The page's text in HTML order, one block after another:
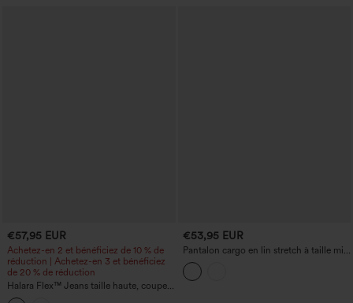
€57,95 EUR
Achetez-en 2 et bénéficiez de 10 % de
réduction | Achetez-en 3 et bénéficiez
de 20 % de réduction
Halara Flex™ Jeans taille haute, coupe
droite, effet délavé, revers décontractés,
€53,95 EUR
Pantalon cargo en lin stretch à taille mi-
haute, coupe droite, à cordon de serrage
et poches